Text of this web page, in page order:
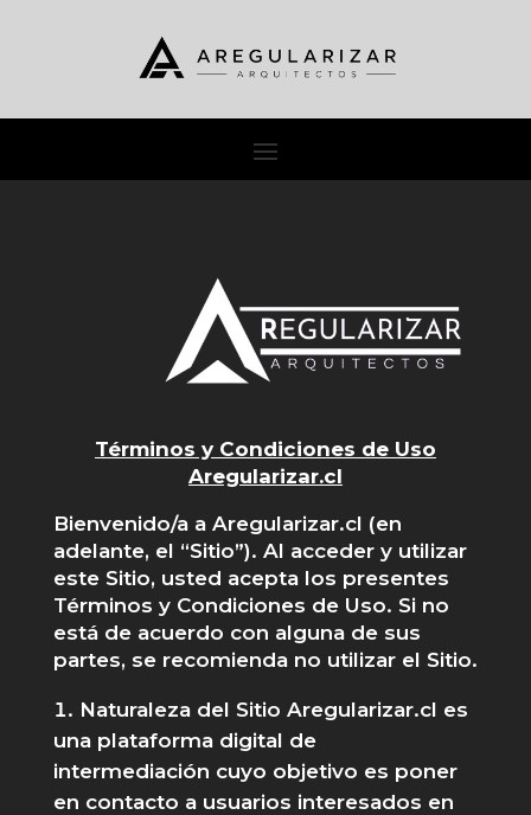
Términos y Condiciones de Uso
Aregularizar.cl
Bienvenido/a a Aregularizar.cl (en
adelante, el “Sitio”). Al acceder y utilizar
este Sitio, usted acepta los presentes
Términos y Condiciones de Uso. Si no
está de acuerdo con alguna de sus
partes, se recomienda no utilizar el Sitio.
Naturaleza del Sitio Aregularizar.cl es
una plataforma digital de
intermediación cuyo objetivo es poner
en contacto a usuarios interesados en